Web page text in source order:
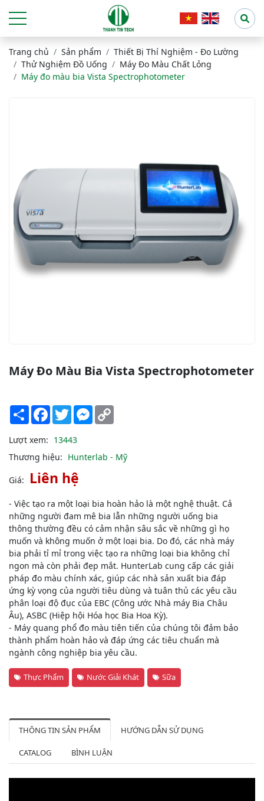
Trang chủ Sản phẩm
Thiết Bị Thí Nghiệm - Đo Lường
Thử Nghiệm Đồ Uống
Máy Đo Màu Chất Lỏng
Máy đo màu bia Vista Spectrophotometer
Máy Đo Màu Bia Vista Spectrophotometer
Share Facebook
TwitterMessenger
Lượt xem: 13443
Thương hiệu: Hunterlab - Mỹ
Giá: Liên hệ
- Việc tạo ra một loại bia hoàn hảo là một nghệ thuật. Cả
những người đam mê bia lẫn những người uống bia
thông thường đều có cảm nhận sâu sắc về những gì họ
muốn và không muốn ở một loại bia. Do đó, các nhà máy
bia phải tỉ mỉ trong việc tạo ra những loại bia không chỉ
ngon mà còn phải đẹp mắt. HunterLab cung cấp các giải
pháp đo màu chính xác, giúp các nhà sản xuất bia đáp
ứng kỳ vọng của người tiêu dùng và tuân thủ các yêu cầu
phân loại độ đục của EBC (Công ước Nhà máy Bia Châu
Âu), ASBC (Hiệp hội Hóa học Bia Hoa Kỳ).
- Máy quang phổ đo màu tiên tiến của chúng tôi đảm bảo
thành phẩm hoàn hảo và đáp ứng các tiêu chuẩn mà
ngành công nghiệp bia yêu cầu.
Thực Phẩm Nước Giải Khát Sữa
THÔNG TIN SẢN PHẨM HƯỚNG DẪN SỬ DỤNG
CATALOG BÌNH LUẬN